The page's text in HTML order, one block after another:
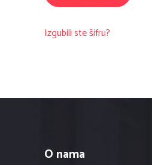
Izgubili ste šifru?
O nama